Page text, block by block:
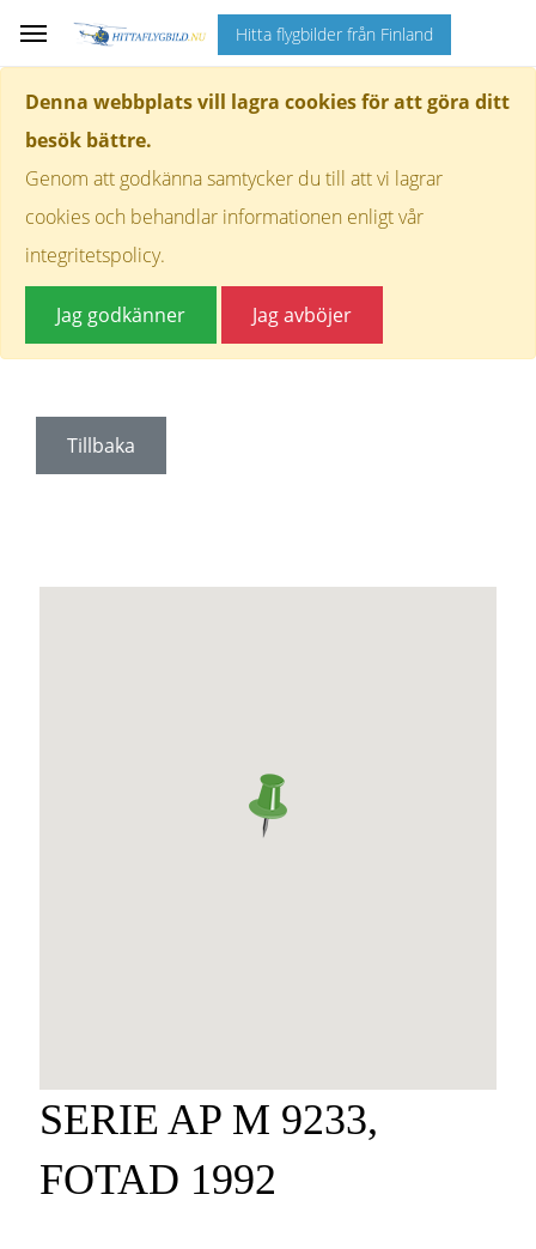
Denna webbplats vill lagra cookies för att göra ditt
besök bättre.
Genom att godkänna samtycker du till att vi lagrar
cookies och behandlar informationen enligt vår
integritetspolicy.
Jag godkänner Jag avböjer
Hitta flygbilder från Finland
Tillbaka
SERIE AP M 9233,
FOTAD 1992